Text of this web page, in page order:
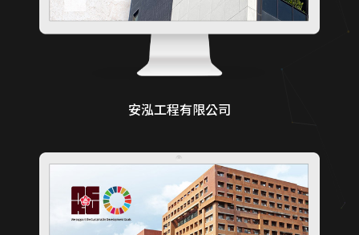
安泓工程有限公司